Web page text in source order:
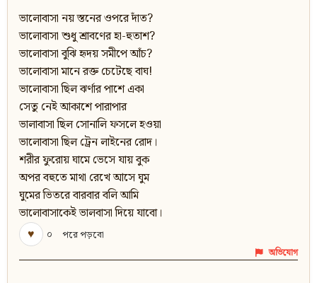
ভালোবাসা নয় স্তনের ওপরে দাঁত?
ভালোবাসা শুধু শ্রাবণের হা-হুতাশ?
ভালোবাসা বুঝি হৃদয় সমীপে আঁচ?
ভালোবাসা মানে রক্ত চেটেছে বাঘ!
ভালোবাসা ছিল ঝর্ণার পাশে একা
সেতু নেই আকাশে পারাপার
ভালাবাসা ছিল সোনালি ফসলে হওয়া
ভালোবাসা ছিল ট্রেন লাইনের রোদ।
শরীর ফুরোয় ঘামে ভেসে যায় বুক
অপর বহুতে মাথা রেখে আসে ঘুম
ঘুমের ভিতরে বারবার বলি আমি
ভালোবাসাকেই ভালবাসা দিয়ে যাবো।
♥
০ পরে পড়বো
অভিযোগ